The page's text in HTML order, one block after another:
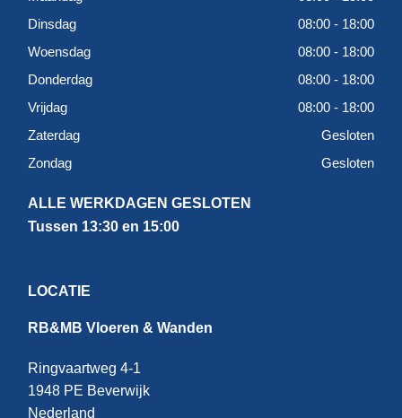
Dinsdag
08:00 - 18:00
Woensdag
08:00 - 18:00
Donderdag
08:00 - 18:00
Vrijdag
08:00 - 18:00
Zaterdag
Gesloten
Zondag
Gesloten
ALLE WERKDAGEN GESLOTEN
Tussen 13:30 en 15:00
LOCATIE
RB&MB Vloeren & Wanden
Ringvaartweg 4-1
1948 PE Beverwijk
Nederland